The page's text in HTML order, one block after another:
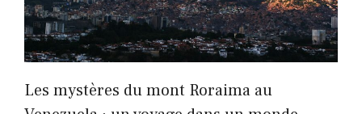
Les mystères du mont Roraima au